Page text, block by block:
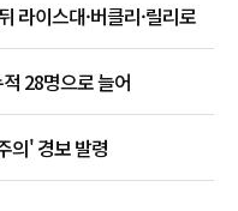
라이스대·버클리·릴리로
28명으로 늘어
의' 경보 발령